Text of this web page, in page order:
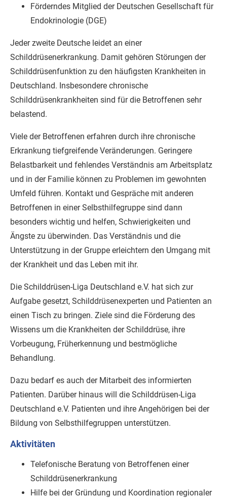
Förderndes Mitglied der Deutschen Gesellschaft für
Endokrinologie (DGE)
Jeder zweite Deutsche leidet an einer
Schilddrüsenerkrankung. Damit gehören Störungen der
Schilddrüsenfunktion zu den häufigsten Krankheiten in
Deutschland. Insbesondere chronische
Schilddrüsenkrankheiten sind für die Betroffenen sehr
belastend.
Viele der Betroffenen erfahren durch ihre chronische
Erkrankung tiefgreifende Veränderungen. Geringere
Belastbarkeit und fehlendes Verständnis am Arbeitsplatz
und in der Familie können zu Problemen im gewohnten
Umfeld führen. Kontakt und Gespräche mit anderen
Betroffenen in einer Selbsthilfegruppe sind dann
besonders wichtig und helfen, Schwierigkeiten und
Ängste zu überwinden. Das Verständnis und die
Unterstützung in der Gruppe erleichtern den Umgang mit
der Krankheit und das Leben mit ihr.
Die Schilddrüsen-Liga Deutschland e.V. hat sich zur
Aufgabe gesetzt, Schilddrüsenexperten und Patienten an
einen Tisch zu bringen. Ziele sind die Förderung des
Wissens um die Krankheiten der Schilddrüse, ihre
Vorbeugung, Früherkennung und bestmögliche
Behandlung.
Dazu bedarf es auch der Mitarbeit des informierten
Patienten. Darüber hinaus will die Schilddrüsen-Liga
Deutschland e.V. Patienten und ihre Angehörigen bei der
Bildung von Selbsthilfegruppen unterstützen.
Aktivitäten
Telefonische Beratung von Betroffenen einer
Schilddrüsenerkrankung
Hilfe bei der Gründung und Koordination regionaler